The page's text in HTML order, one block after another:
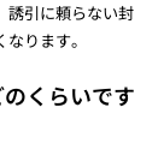
誘引に頼らない封
ります。
くらいです